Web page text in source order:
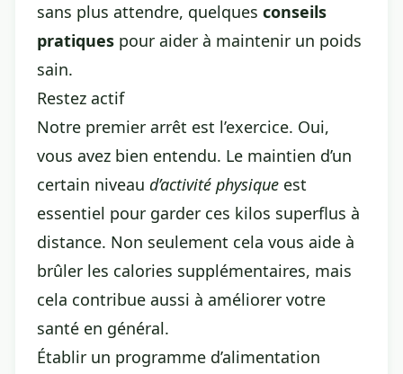
sans plus attendre, quelques conseils
pratiques pour aider à maintenir un poids
sain.
Restez actif
Notre premier arrêt est l’exercice. Oui,
vous avez bien entendu. Le maintien d’un
certain niveau d’activité physique est
essentiel pour garder ces kilos superflus à
distance. Non seulement cela vous aide à
brûler les calories supplémentaires, mais
cela contribue aussi à améliorer votre
santé en général.
Établir un programme d’alimentation